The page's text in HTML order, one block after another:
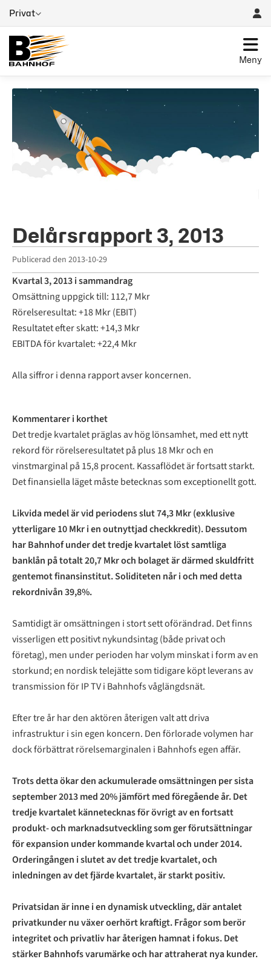
Privat
Meny
Delårsrapport 3, 2013
Publicerad den 2013-10-29
Kvartal 3, 2013 i sammandrag
Omsättning uppgick till: 112,7 Mkr
Rörelseresultat: +18 Mkr (EBIT)
Resultatet efter skatt: +14,3 Mkr
EBITDA för kvartalet: +22,4 Mkr
Alla siffror i denna rapport avser koncernen.
Kommentarer i korthet
Det tredje kvartalet präglas av hög lönsamhet, med ett nytt
rekord för rörelseresultatet på plus 18 Mkr och en
vinstmarginal på 15,8 procent. Kassaflödet är fortsatt starkt.
Det finansiella läget måste betecknas som exceptionellt gott.
Likvida medel är vid periodens slut 74,3 Mkr (exklusive
ytterligare 10 Mkr i en outnyttjad checkkredit). Dessutom
har Bahnhof under det tredje kvartalet löst samtliga
banklån på totalt 20,7 Mkr och bolaget är därmed skuldfritt
gentemot finansinstitut. Soliditeten når i och med detta
rekordnivån 39,8%.
Samtidigt är omsättningen i stort sett oförändrad. Det finns
visserligen ett positivt nykundsintag (både privat och
företag), men under perioden har volym minskat i form av en
storkund; en nordisk telejätte som tidigare köpt leverans av
transmission för IP TV i Bahnhofs våglängdsnät.
Efter tre år har den aktören återigen valt att driva
infrastruktur i sin egen koncern. Den förlorade volymen har
dock förbättrat rörelsemarginalen i Bahnhofs egen affär.
Trots detta ökar den ackumulerade omsättningen per sista
september 2013 med 20% jämfört med föregående år. Det
tredje kvartalet kännetecknas för övrigt av en fortsatt
produkt- och marknadsutveckling som ger förutsättningar
för expansion under kommande kvartal och under 2014.
Orderingången i slutet av det tredje kvartalet, och
inledningen av det fjärde kvartalet, är starkt positiv.
Privatsidan är inne i en dynamisk utveckling, där antalet
privatkunder nu växer oerhört kraftigt. Frågor som berör
integritet och privatliv har återigen hamnat i fokus. Det
stärker Bahnhofs varumärke och har attraherat nya kunder.